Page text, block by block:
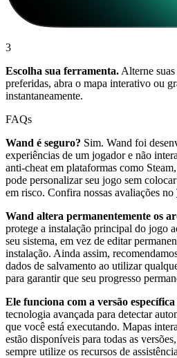
3
Escolha sua ferramenta. Alterne
preferidas, abra o mapa interativo ou
instantaneamente.
FAQs
Wand é seguro? Sim. Wand foi
experiências de um jogador e não
anti-cheat em plataformas como
pode personalizar seu jogo sem
em risco. Confira nossas avaliações no
Wand altera permanentemente os
protege a instalação principal do jogo
seu sistema, em vez de editar
instalação. Ainda assim,
dados de salvamento ao utilizar
para garantir que seu progresso
Ele funciona com a versão
tecnologia avançada para detectar
que você está executando. Mapas
estão disponíveis para todas as
sempre utilize os recursos de